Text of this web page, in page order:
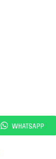
WHATSAPP